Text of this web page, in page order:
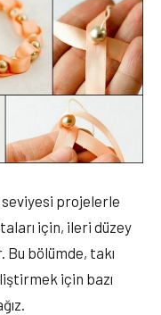
seviyesi projelerle
için, ileri düzey
bölümde, takı
için bazı